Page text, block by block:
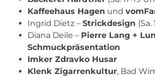
Kaffeehaus Hagen und
Ingrid Dietz – Strickdesign (Sa.
Diana Deile – Pierre Lang +
Schmuckpräsentation
Imker Zdravko Husar
Klenk Zigarrenkultur, Bad